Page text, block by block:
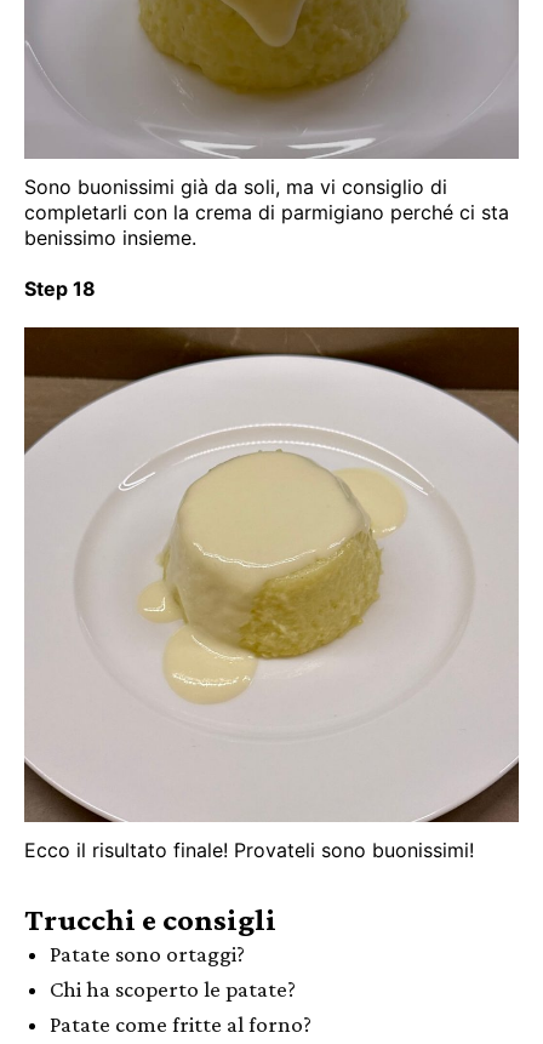
Sono buonissimi già da soli, ma vi consiglio di
completarli con la crema di parmigiano perché ci sta
benissimo insieme.
Step 18
Ecco il risultato finale! Provateli sono buonissimi!
Trucchi e consigli
Patate sono ortaggi?
Chi ha scoperto le patate?
Patate come fritte al forno?